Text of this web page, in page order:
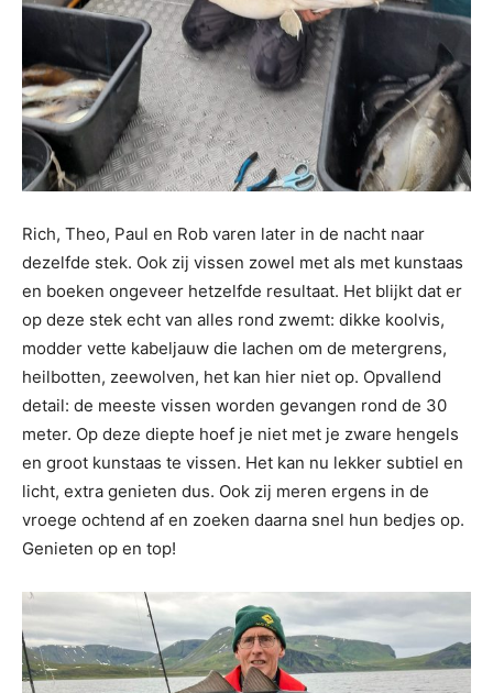
Rich, Theo, Paul en Rob varen later in de nacht naar
dezelfde stek. Ook zij vissen zowel met als met kunstaas
en boeken ongeveer hetzelfde resultaat. Het blijkt dat er
op deze stek echt van alles rond zwemt: dikke koolvis,
modder vette kabeljauw die lachen om de metergrens,
heilbotten, zeewolven, het kan hier niet op. Opvallend
detail: de meeste vissen worden gevangen rond de 30
meter. Op deze diepte hoef je niet met je zware hengels
en groot kunstaas te vissen. Het kan nu lekker subtiel en
licht, extra genieten dus. Ook zij meren ergens in de
vroege ochtend af en zoeken daarna snel hun bedjes op.
Genieten op en top!